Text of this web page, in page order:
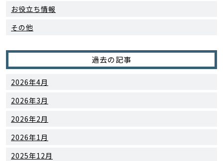
お役立ち情報
その他
過去の記事
2026年4月
2026年3月
2026年2月
2026年1月
2025年12月